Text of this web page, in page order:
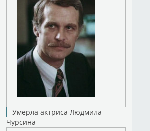
Умерла актриса Людмила
Чурсина